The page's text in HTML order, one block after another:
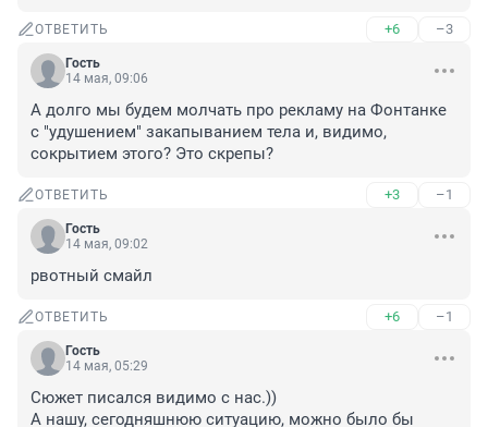
ОТВЕТИТЬ +6 –3
Гость
14 мая, 09:06
А долго мы будем молчать про рекламу на Фонтанке
с "удушением" закапыванием тела и, видимо,
сокрытием этого? Это скрепы?
ОТВЕТИТЬ +3 –1
Гость
14 мая, 09:02
рвотный смайл
ОТВЕТИТЬ +6 –1
Гость
14 мая, 05:29
Сюжет писался видимо с нас.))
А нашу, сегодняшнюю ситуацию, можно было бы